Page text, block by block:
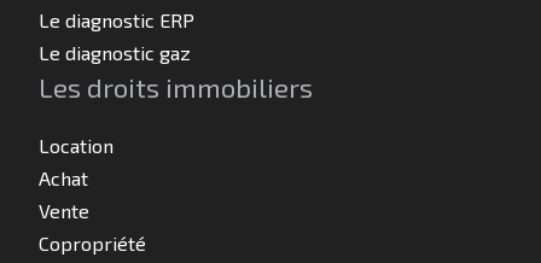
Le diagnostic ERP
Le diagnostic gaz
Les droits immobiliers
Location
Achat
Vente
Copropriété